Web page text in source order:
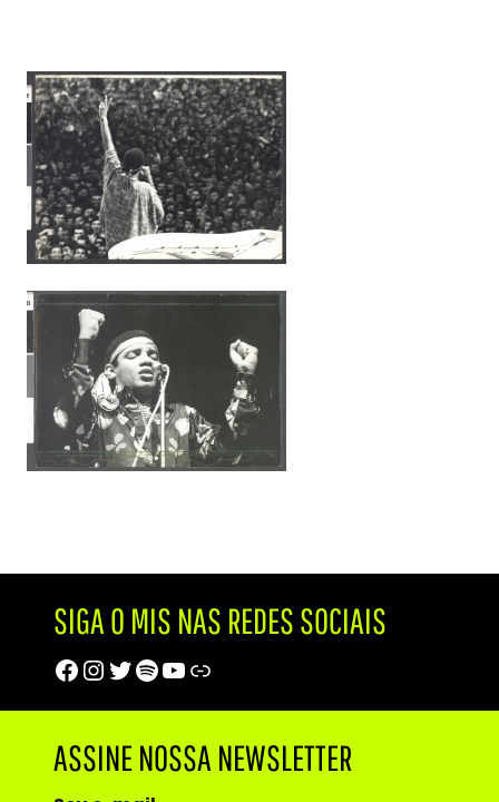
SIGA O MIS NAS REDES SOCIAIS
Facebook
Instagram
Twitter
Spotify
Youtube
Trip Advisor
ASSINE NOSSA NEWSLETTER